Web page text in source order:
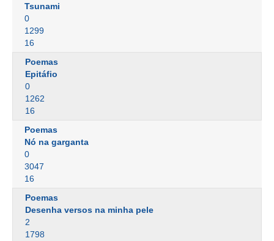
Tsunami
0
1299
16
Poemas
Epitáfio
0
1262
16
Poemas
Nó na garganta
0
3047
16
Poemas
Desenha versos na minha pele
2
1798